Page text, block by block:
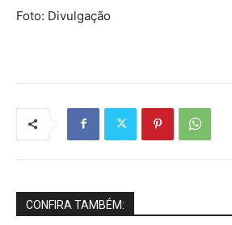
Foto: Divulgação
CONFIRA TAMBÉM: